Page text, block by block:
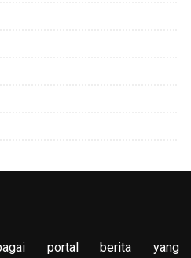
portal berita yang